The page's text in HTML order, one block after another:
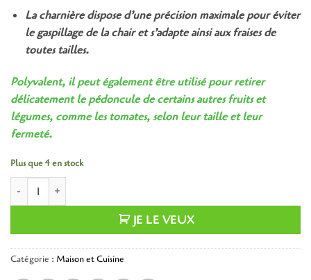
La charnière dispose d’une précision maximale pour éviter
le gaspillage de la chair et s’adapte ainsi aux fraises de
toutes tailles.
Polyvalent, il peut également être utilisé pour retirer
délicatement le pédoncule de certains autres fruits et
légumes, comme les tomates, selon leur taille et leur
fermeté.
Plus que 4 en stock
quantité de Equeuteur de fraises
JE LE VEUX
Catégorie : Maison et Cuisine